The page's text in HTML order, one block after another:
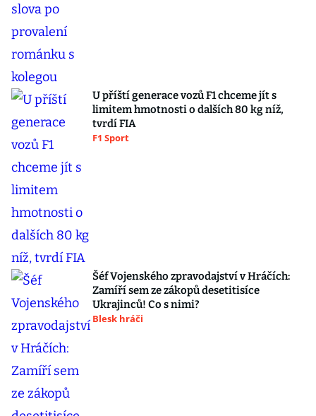
U příští generace vozů F1 chceme jít s
limitem hmotnosti o dalších 80 kg níž,
tvrdí FIA
F1 Sport
Šéf Vojenského zpravodajství v Hráčích:
Zamíří sem ze zákopů desetitisíce
Ukrajinců! Co s nimi?
Blesk hráči